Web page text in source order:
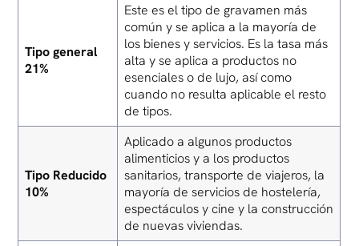
Tipo general
21%
Este es el tipo de gravamen más
común y se aplica a la mayoría de
los bienes y servicios. Es la tasa más
alta y se aplica a productos no
esenciales o de lujo, así como
cuando no resulta aplicable el resto
de tipos.
Tipo Reducido
10%
Aplicado a algunos productos
alimenticios y a los productos
sanitarios, transporte de viajeros, la
mayoría de servicios de hostelería,
espectáculos y cine y la construcción
de nuevas viviendas.